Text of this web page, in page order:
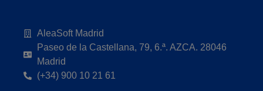
AleaSoft Madrid
Paseo de la Castellana, 79, 6.ª. AZCA. 28046
Madrid
(+34) 900 10 21 61